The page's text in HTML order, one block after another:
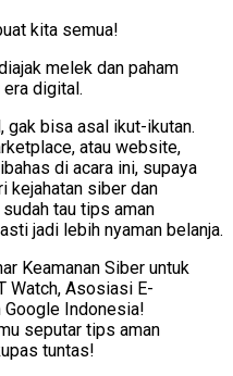
kita semua!
melek dan paham
digital.
gak bisa asal ikut-ikutan.
atau website,
di acara ini, supaya
kejahatan siber dan
tau tips aman
jadi lebih nyaman belanja.
Keamanan Siber untuk
Watch, Asosiasi E-
Google Indonesia!
seputar tips aman
tuntas!